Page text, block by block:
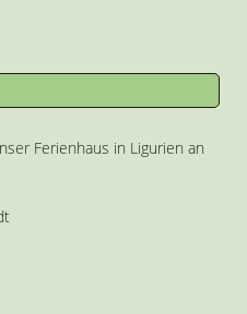
Ferienhaus in Ligurien an